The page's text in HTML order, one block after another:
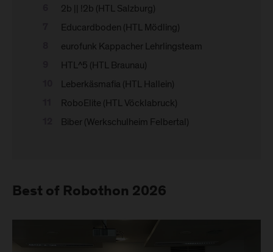
2b || !2b (HTL Salzburg)
Educardboden (HTL Mödling)
eurofunk Kappacher Lehrlingsteam
HTL^5 (HTL Braunau)
Leberkäsmafia (HTL Hallein)
RoboElite (HTL Vöcklabruck)
Biber (Werkschulheim Felbertal)
Best of Robothon 2026